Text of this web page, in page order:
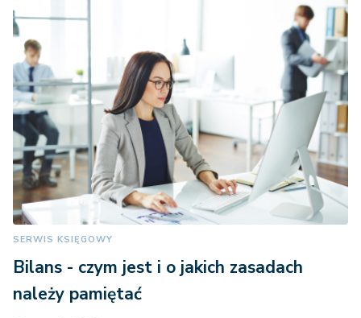
SERWIS KSIĘGOWY
Bilans - czym jest i o jakich zasadach
należy pamiętać